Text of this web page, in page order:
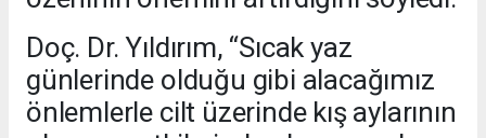
Doç. Dr. Yıldırım, “Sıcak yaz
günlerinde olduğu gibi alacağımız
önlemlerle cilt üzerinde kış aylarının